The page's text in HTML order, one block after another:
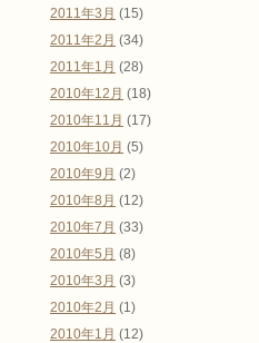
2011年3月 (15)
2011年2月 (34)
2011年1月 (28)
2010年12月 (18)
2010年11月 (17)
2010年10月 (5)
2010年9月 (2)
2010年8月 (12)
2010年7月 (33)
2010年5月 (8)
2010年3月 (3)
2010年2月 (1)
2010年1月 (12)